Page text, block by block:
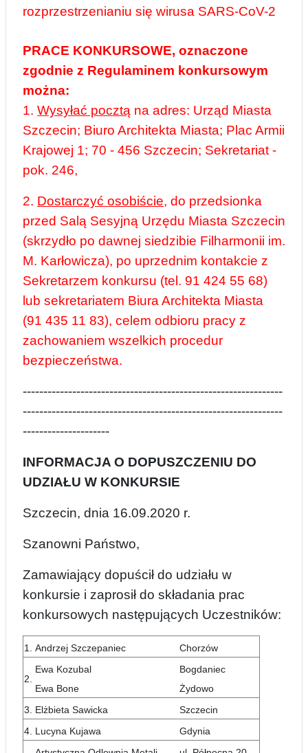
rozprzestrzenianiu się wirusa SARS-CoV-2
PRACE KONKURSOWE, oznaczone
zgodnie z Regulaminem konkursowym
można:
1. Wysyłać pocztą na adres: Urząd Miasta
Szczecin; Biuro Architekta Miasta; Plac Armii
Krajowej 1; 70 - 456 Szczecin; Sekretariat -
pok. 246,
2. Dostarczyć osobiście, do przedsionka
przed Salą Sesyjną Urzędu Miasta Szczecin
(skrzydło po dawnej siedzibie Filharmonii im.
M. Karłowicza), po uprzednim kontakcie z
Sekretarzem konkursu (tel. 91 424 55 68)
lub sekretariatem Biura Architekta Miasta
(91 435 11 83), celem odbioru pracy z
zachowaniem wszelkich procedur
bezpieczeństwa.
---------------------------------------------------------------
---------------------------------------------------------------
---------------------
INFORMACJA O DOPUSZCZENIU DO
UDZIAŁU W KONKURSIE
Szczecin, dnia 16.09.2020 r.
Szanowni Państwo,
Zamawiający dopuścił do udziału w
konkursie i zaprosił do składania prac
konkursowych następujących Uczestników:
1. Andrzej Szczepaniec Chorzów
2.
Ewa Kozubal
Ewa Bone
Bogdaniec
Żydowo
3. Elżbieta Sawicka
Szczecin
4. Lucyna Kujawa
Gdynia